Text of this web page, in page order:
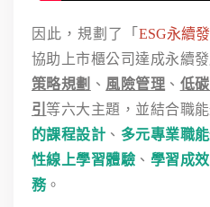
因此，規劃了「 ESG永續
協助上市櫃公司達成永續
策略規劃 、 風險管理 、 低
引 等六大主題，並結合職
的課程設計 、 多元專業職
性線上學習體驗 、 學習成
務。